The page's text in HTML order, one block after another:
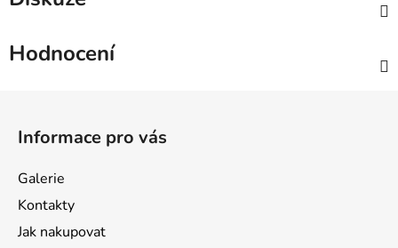
Hodnocení
Informace pro vás
Galerie
Kontakty
Jak nakupovat